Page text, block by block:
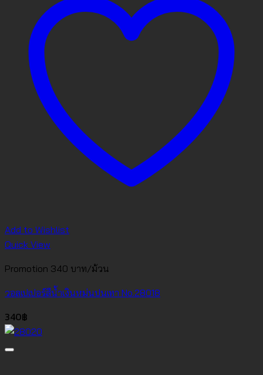
Add to Wishlist
Quick View
Promotion 340 บาท/ม้วน
วอลเปเปอร์สีน้ำเงินหม่นปนเทา No.28018
340฿